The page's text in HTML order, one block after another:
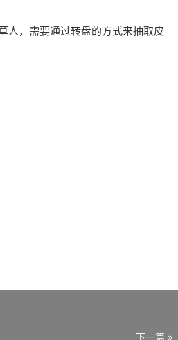
，需要通过转盘的方式来抽取皮
下一篇 »